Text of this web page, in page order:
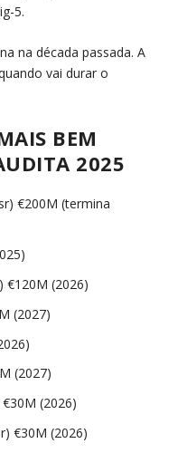
5.
na década passada. A
vai durar o
BEM
2025
€200M (termina
€120M (2026)
(2027)
(2027)
(2026)
€30M (2026)